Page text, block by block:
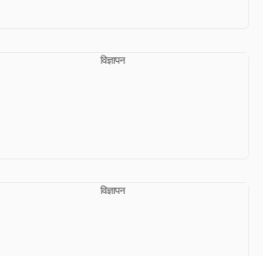
विज्ञापन
विज्ञापन